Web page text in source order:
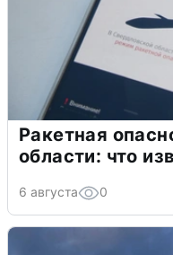
Ракетная
области: что
6 августа 0